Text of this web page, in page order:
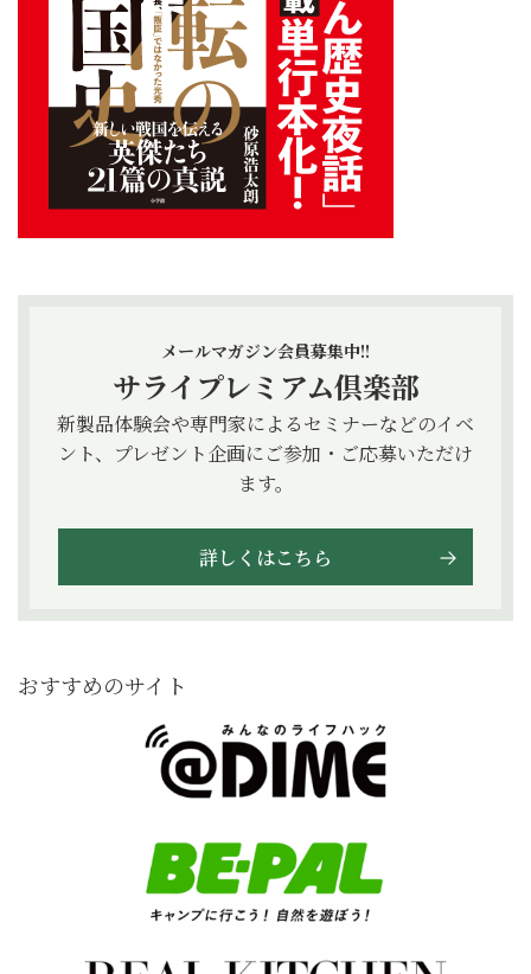
メールマガジン会員募集中!!
サライプレミアム倶楽部
新製品体験会や専門家によるセミナーなどのイベ
ント、プレゼント企画にご参加・ご応募いただけ
ます。
詳しくはこちら
おすすめのサイト